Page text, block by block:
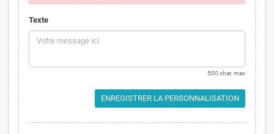
Texte
500 char. max
ENREGISTRER LA PERSONNALISATION